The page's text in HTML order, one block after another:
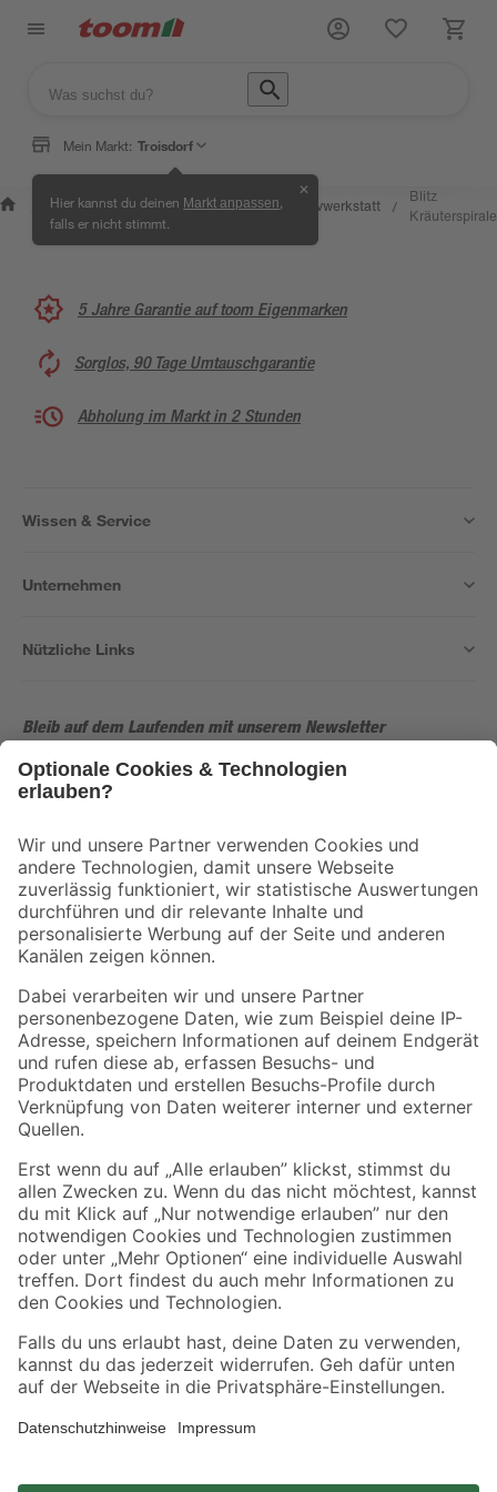
Mein Markt: Troisdorf
Hier kannst du deinen Markt anpassen
falls er nicht stimmt.
✕
Wissen &
Service
/
Selbermachen &
Ratgeber
/ Kreativwerkstatt /
Blitz
Kräuterspirale
5 Jahre Garantie auf toom Eigenmarken
Sorglos, 90 Tage Umtauschgarantie
Abholung im Markt in 2 Stunden
Wissen & Service
Unternehmen
Nützliche Links
Bleib auf dem Laufenden mit unserem Newsletter
Der toom Newsletter: Keine Angebote und Aktionen mehr verpassen!
Folge uns
Zahlungsarten Versandarten
Sicher einkaufen
Jetzt die toom-App herunterladen
Alle Preisangaben in EUR inkl. gesetzl. MwSt.. Die dargestellten Angebote sind unter
Umständen nicht in allen Märkten verfügbar. Die angegebenen Verfügbarkeiten beziehen
sich auf den unter "Mein Markt" ausgewählten toom Baumarkt. Alle Angebote und
*Paketversand ab 59 € versandkostenfrei, gilt nicht für Artikel mit Speditionsversand, hier
fallen zusätzliche Versandkosten an.